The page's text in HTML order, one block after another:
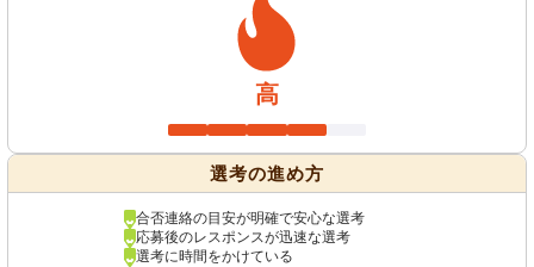
高
選考の進め方
合否連絡の目安が明確で安心な選考
応募後のレスポンスが迅速な選考
選考に時間をかけている